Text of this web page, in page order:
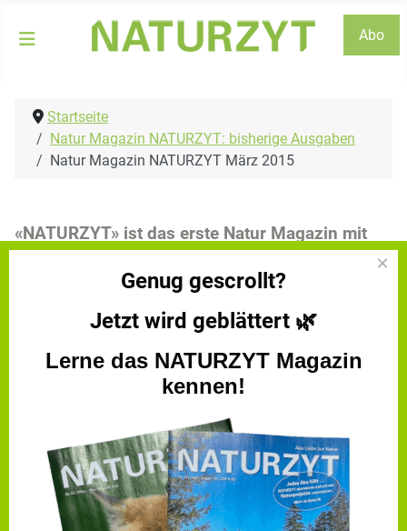
Abo
Startseite
Natur Magazin NATURZYT: bisherige Ausgaben
Natur Magazin NATURZYT März 2015
«NATURZYT» ist das erste Natur Magazin mit
einem rundum Konzept
Natur Magazin NATURZYT März 2015
/images/Magazin/Einblick/Naturzyt_Maerz_2015.pdf
×
Genug gescrollt?
Jetzt wird geblättert 🌿
Lerne das NATURZYT Magazin
kennen!